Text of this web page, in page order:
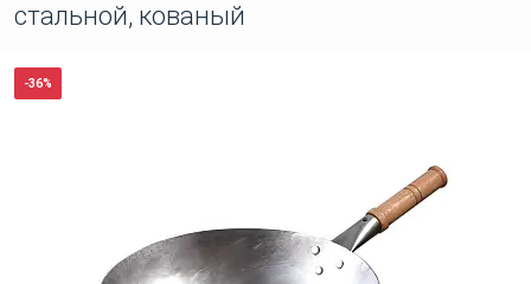
стальной, кованый
-36%